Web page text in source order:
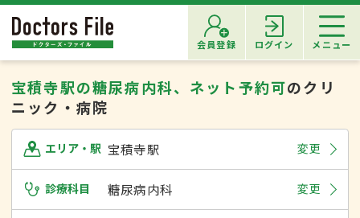
会員登録 ログイン メニュー
宝積寺駅の糖尿病内科、ネット予約可のクリ
ニック・病院
エリア・駅 宝積寺駅 変更
診療科目 糖尿病内科 変更